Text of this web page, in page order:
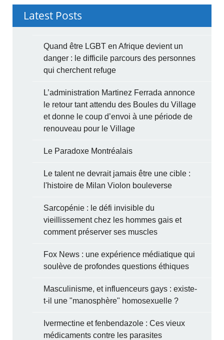
Latest Posts
Quand être LGBT en Afrique devient un
danger : le difficile parcours des personnes
qui cherchent refuge
L’administration Martinez Ferrada annonce
le retour tant attendu des Boules du Village
et donne le coup d’envoi à une période de
renouveau pour le Village
Le Paradoxe Montréalais
Le talent ne devrait jamais être une cible :
l'histoire de Milan Violon bouleverse
Sarcopénie : le défi invisible du
vieillissement chez les hommes gais et
comment préserver ses muscles
Fox News : une expérience médiatique qui
soulève de profondes questions éthiques
Masculinisme, et influenceurs gays : existe-
t-il une "manosphère" homosexuelle ?
Ivermectine et fenbendazole : Ces vieux
médicaments contre les parasites